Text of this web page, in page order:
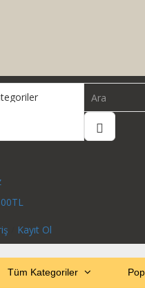
Kayıt Ol
Tüm Kategoriler